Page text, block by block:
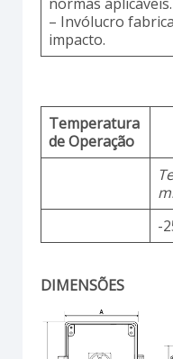
– Invólucro
impacto.
Temperatura
de Operação
-
DIMENSÕES